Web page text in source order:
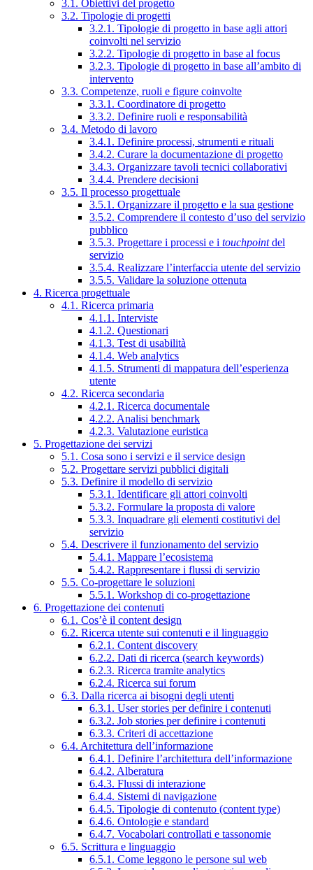
3.1. Obiettivi del progetto
3.2. Tipologie di progetti
3.2.1. Tipologie di progetto in base agli attori
coinvolti nel servizio
3.2.2. Tipologie di progetto in base al focus
3.2.3. Tipologie di progetto in base all’ambito di
intervento
3.3. Competenze, ruoli e figure coinvolte
3.3.1. Coordinatore di progetto
3.3.2. Definire ruoli e responsabilità
3.4. Metodo di lavoro
3.4.1. Definire processi, strumenti e rituali
3.4.2. Curare la documentazione di progetto
3.4.3. Organizzare tavoli tecnici collaborativi
3.4.4. Prendere decisioni
3.5. Il processo progettuale
3.5.1. Organizzare il progetto e la sua gestione
3.5.2. Comprendere il contesto d’uso del servizio
pubblico
3.5.3. Progettare i processi e i touchpointdel
servizio
3.5.4. Realizzare l’interfaccia utente del servizio
3.5.5. Validare la soluzione ottenuta
4. Ricerca progettuale
4.1. Ricerca primaria
4.1.1. Interviste
4.1.2. Questionari
4.1.3. Test di usabilità
4.1.4. Web analytics
4.1.5. Strumenti di mappatura dell’esperienza
utente
4.2. Ricerca secondaria
4.2.1. Ricerca documentale
4.2.2. Analisi benchmark
4.2.3. Valutazione euristica
5. Progettazione dei servizi
5.1. Cosa sono i servizi e il service design
5.2. Progettare servizi pubblici digitali
5.3. Definire il modello di servizio
5.3.1. Identificare gli attori coinvolti
5.3.2. Formulare la proposta di valore
5.3.3. Inquadrare gli elementi costitutivi del
servizio
5.4. Descrivere il funzionamento del servizio
5.4.1. Mappare l’ecosistema
5.4.2. Rappresentare i flussi di servizio
5.5. Co-progettare le soluzioni
5.5.1. Workshop di co-progettazione
6. Progettazione dei contenuti
6.1. Cos’è il content design
6.2. Ricerca utente sui contenuti e il linguaggio
6.2.1. Content discovery
6.2.2. Dati di ricerca (search keywords)
6.2.3. Ricerca tramite analytics
6.2.4. Ricerca sui forum
6.3. Dalla ricerca ai bisogni degli utenti
6.3.1. User stories per definire i contenuti
6.3.2. Job stories per definire i contenuti
6.3.3. Criteri di accettazione
6.4. Architettura dell’informazione
6.4.1. Definire l’architettura dell’informazione
6.4.2. Alberatura
6.4.3. Flussi di interazione
6.4.4. Sistemi di navigazione
6.4.5. Tipologie di contenuto (content type)
6.4.6. Ontologie e standard
6.4.7. Vocabolari controllati e tassonomie
6.5. Scrittura e linguaggio
6.5.1. Come leggono le persone sul web